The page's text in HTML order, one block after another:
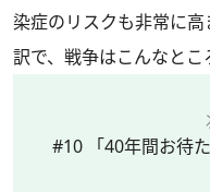
染症のリスクも非常に
訳で、戦争はこんなとこ
#10 「40年間お待